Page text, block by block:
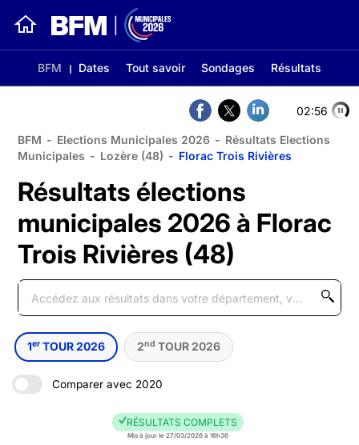
BFM Dates Tout savoir Sondages Résultats
02:55
BFM - Elections Municipales 2026 - Résultats Elections
Municipales - Lozère (48) - Florac Trois Rivières
Résultats élections
municipales 2026 à Florac
Trois Rivières (48)
1er TOUR 2026 2nd TOUR 2026
Comparer avec 2020
RÉSULTATS COMPLETS
Mis à jour le 27/03/2026 à 16h36